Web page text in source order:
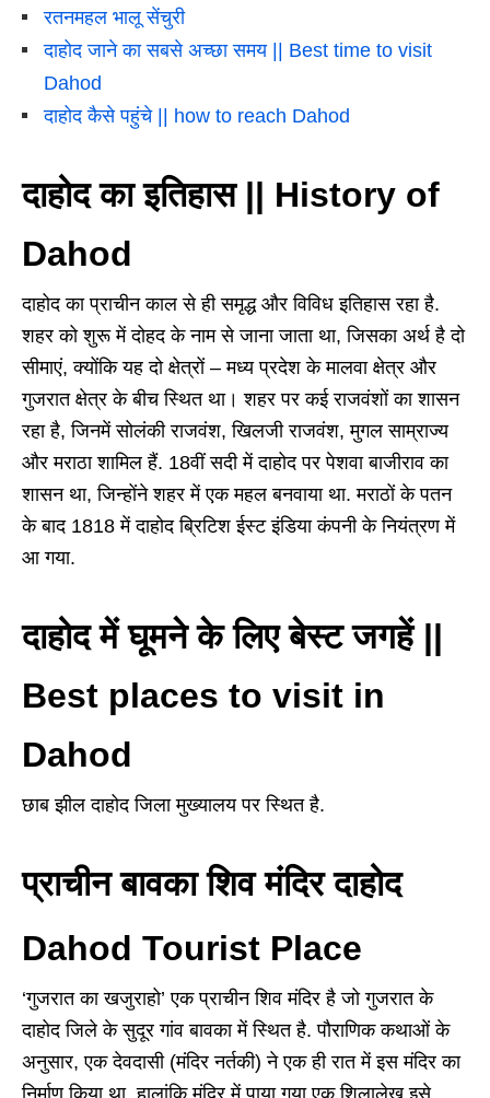
रतनमहल भालू सेंचुरी
दाहोद जाने का सबसे अच्छा समय || Best time to visit
Dahod
दाहोद कैसे पहुंचे || how to reach Dahod
दाहोद का इतिहास || History of
Dahod
दाहोद का प्राचीन काल से ही समृद्ध और विविध इतिहास रहा है.
शहर को शुरू में दोहद के नाम से जाना जाता था, जिसका अर्थ है दो
सीमाएं, क्योंकि यह दो क्षेत्रों – मध्य प्रदेश के मालवा क्षेत्र और
गुजरात क्षेत्र के बीच स्थित था। शहर पर कई राजवंशों का शासन
रहा है, जिनमें सोलंकी राजवंश, खिलजी राजवंश, मुगल साम्राज्य
और मराठा शामिल हैं. 18वीं सदी में दाहोद पर पेशवा बाजीराव का
शासन था, जिन्होंने शहर में एक महल बनवाया था. मराठों के पतन
के बाद 1818 में दाहोद ब्रिटिश ईस्ट इंडिया कंपनी के नियंत्रण में
आ गया.
दाहोद में घूमने के लिए बेस्ट जगहें ||
Best places to visit in
Dahod
छाब झील दाहोद जिला मुख्यालय पर स्थित है.
प्राचीन बावका शिव मंदिर दाहोद
Dahod Tourist Place
‘गुजरात का खजुराहो’ एक प्राचीन शिव मंदिर है जो गुजरात के
दाहोद जिले के सुदूर गांव बावका में स्थित है. पौराणिक कथाओं के
अनुसार, एक देवदासी (मंदिर नर्तकी) ने एक ही रात में इस मंदिर का
निर्माण किया था, हालांकि मंदिर में पाया गया एक शिलालेख इसे